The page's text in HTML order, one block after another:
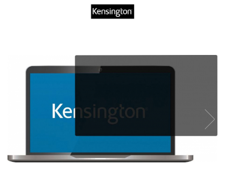
Saci menajeri (Unitate Protejata)
Organizatoare business
Bibliorafturi, caiete mecanice,
Capsatoare, capse si perforatoare
Caiete si blocnotesuri